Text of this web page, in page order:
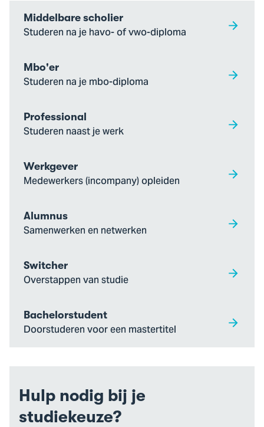
Middelbare scholier
Studeren na je havo- of vwo-diploma
Mbo'er
Studeren na je mbo-diploma
Professional
Studeren naast je werk
Werkgever
Medewerkers (incompany) opleiden
Alumnus
Samenwerken en netwerken
Switcher
Overstappen van studie
Bachelorstudent
Doorstuderen voor een mastertitel
Hulp nodig bij je
studiekeuze?